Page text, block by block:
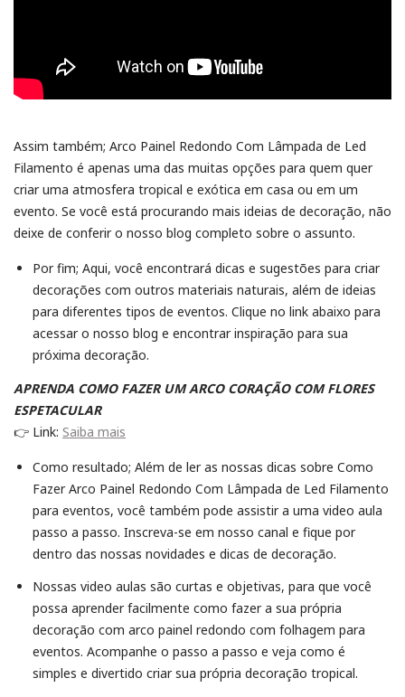
Assim também; Arco Painel Redondo Com Lâmpada de Led
Filamento é apenas uma das muitas opções para quem quer
criar uma atmosfera tropical e exótica em casa ou em um
evento. Se você está procurando mais ideias de decoração, não
deixe de conferir o nosso blog completo sobre o assunto.
Por fim; Aqui, você encontrará dicas e sugestões para criar
decorações com outros materiais naturais, além de ideias
para diferentes tipos de eventos. Clique no link abaixo para
acessar o nosso blog e encontrar inspiração para sua
próxima decoração.
APRENDA COMO FAZER UM ARCO CORAÇÃO COM FLORES
ESPETACULAR
👉 Link: Saiba mais
Como resultado; Além de ler as nossas dicas sobre Como
Fazer Arco Painel Redondo Com Lâmpada de Led Filamento
para eventos, você também pode assistir a uma video aula
passo a passo. Inscreva-se em nosso canal e fique por
dentro das nossas novidades e dicas de decoração.
Nossas video aulas são curtas e objetivas, para que você
possa aprender facilmente como fazer a sua própria
decoração com arco painel redondo com folhagem para
eventos. Acompanhe o passo a passo e veja como é
simples e divertido criar sua própria decoração tropical.